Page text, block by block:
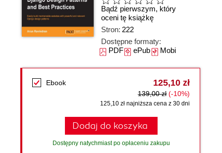
Bądź pierwszym, który
oceni tę książkę
Stron: 222
Dostępne formaty:
PDFePubMobi
Ebook 125,10 zł
139,00 zł (-10%)
125,10 zł najniższa cena z 30 dni
Dodaj do koszyka
Dostępny natychmiast po opłaceniu zakupu